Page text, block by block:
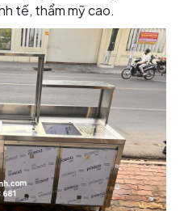
tế, thẩm mỹ cao.